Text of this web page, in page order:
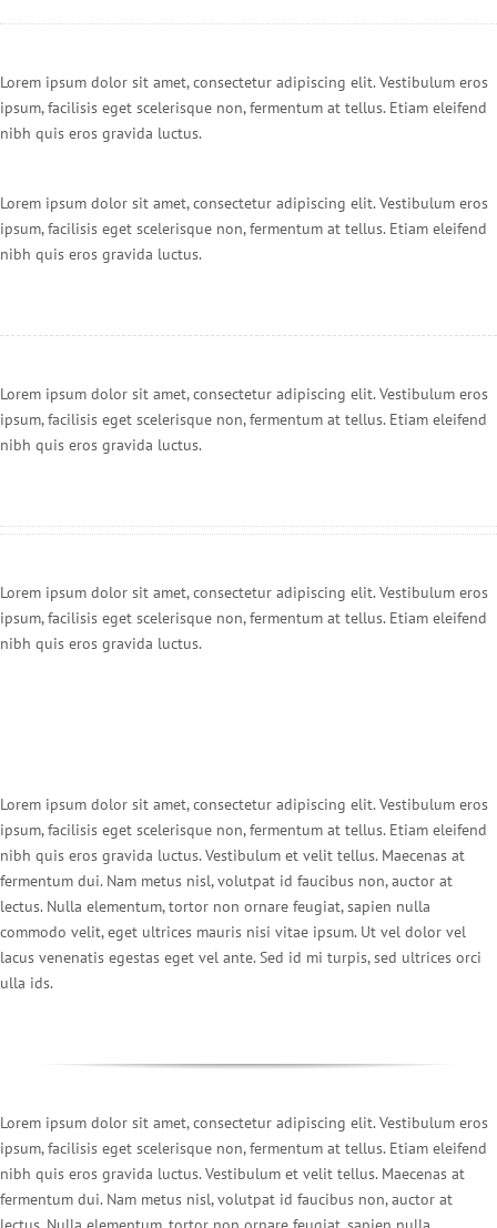
Lorem ipsum dolor sit amet, consectetur adipiscing elit. Vestibulum eros
ipsum, facilisis eget scelerisque non, fermentum at tellus. Etiam eleifend
nibh quis eros gravida luctus.
Lorem ipsum dolor sit amet, consectetur adipiscing elit. Vestibulum eros
ipsum, facilisis eget scelerisque non, fermentum at tellus. Etiam eleifend
nibh quis eros gravida luctus.
Lorem ipsum dolor sit amet, consectetur adipiscing elit. Vestibulum eros
ipsum, facilisis eget scelerisque non, fermentum at tellus. Etiam eleifend
nibh quis eros gravida luctus.
Lorem ipsum dolor sit amet, consectetur adipiscing elit. Vestibulum eros
ipsum, facilisis eget scelerisque non, fermentum at tellus. Etiam eleifend
nibh quis eros gravida luctus.
Lorem ipsum dolor sit amet, consectetur adipiscing elit. Vestibulum eros
ipsum, facilisis eget scelerisque non, fermentum at tellus. Etiam eleifend
nibh quis eros gravida luctus. Vestibulum et velit tellus. Maecenas at
fermentum dui. Nam metus nisl, volutpat id faucibus non, auctor at
lectus. Nulla elementum, tortor non ornare feugiat, sapien nulla
commodo velit, eget ultrices mauris nisi vitae ipsum. Ut vel dolor vel
lacus venenatis egestas eget vel ante. Sed id mi turpis, sed ultrices orci
ulla ids.
Lorem ipsum dolor sit amet, consectetur adipiscing elit. Vestibulum eros
ipsum, facilisis eget scelerisque non, fermentum at tellus. Etiam eleifend
nibh quis eros gravida luctus. Vestibulum et velit tellus. Maecenas at
fermentum dui. Nam metus nisl, volutpat id faucibus non, auctor at